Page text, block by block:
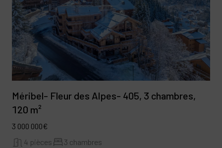
Méribel- Fleur des Alpes- 405, 3 chambres,
120 m²
3 000 000€
4 pièces
3 chambres